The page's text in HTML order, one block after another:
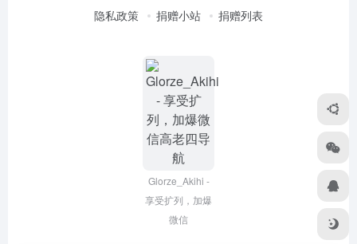
隐私政策 捐赠小站 捐赠列表
Glorze_Akihi -
享受扩列，加爆
微信